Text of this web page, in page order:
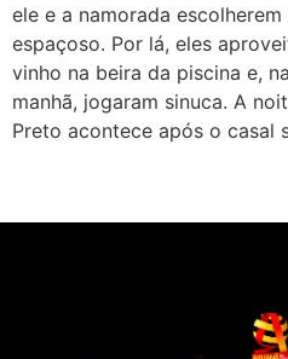
ele e a namorada
espaçoso. Por lá, eles
vinho na beira da piscina e,
manhã, jogaram sinuca. A
Preto acontece após o casal